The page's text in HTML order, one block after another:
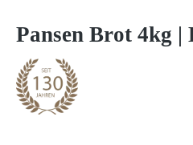
Pansen Brot 4kg |